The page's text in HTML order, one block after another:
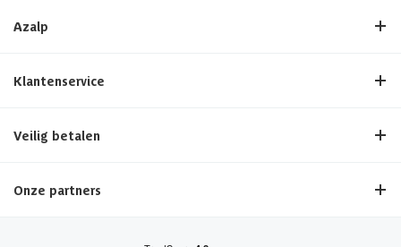
Azalp
Klantenservice
Veilig betalen
Onze partners